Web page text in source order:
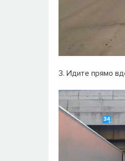
3. Идите прямо